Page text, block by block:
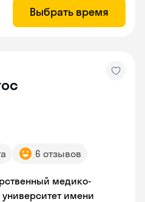
Выбрать время
6 отзывов
медико-
имени